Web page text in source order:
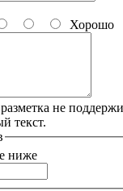
Хорошо
не
текст.
ниже